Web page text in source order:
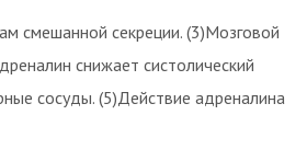
смешанной секреции. (3)Мозговой
снижает систолический
сосуды. (5)Действие адреналина